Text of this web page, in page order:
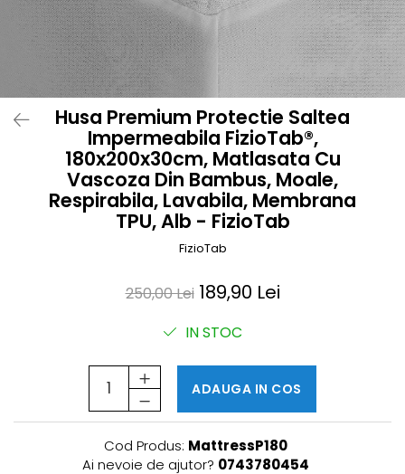
Husa protectie scaun auto
Suporti uscare biberoane
Suporti pahar carucior
Bile baie copii
Lampi de veghe
Husa Premium Protectie Saltea
Impermeabila FizioTab®,
180x200x30cm, Matlasata Cu
Vascoza Din Bambus, Moale,
Respirabila, Lavabila, Membrana
TPU, Alb - FizioTab
FizioTab
250,00 Lei 189,90 Lei
IN STOC
ADAUGA IN COS
Cod Produs: MattressP180
Ai nevoie de ajutor? 0743780454